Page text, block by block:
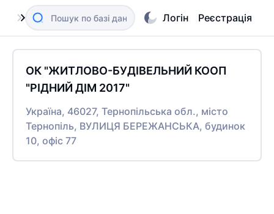
Логін Реєстрація
ОК "ЖИТЛОВО-БУДІВЕЛЬНИЙ КООП
"РІДНИЙ ДІМ 2017"
Україна, 46027, Тернопільська обл., місто
Тернопіль, ВУЛИЦЯ БЕРЕЖАНСЬКА, будинок
10, офіс 77